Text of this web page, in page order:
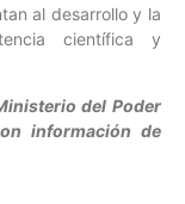
al desarrollo y la
científica y
del Poder
información de